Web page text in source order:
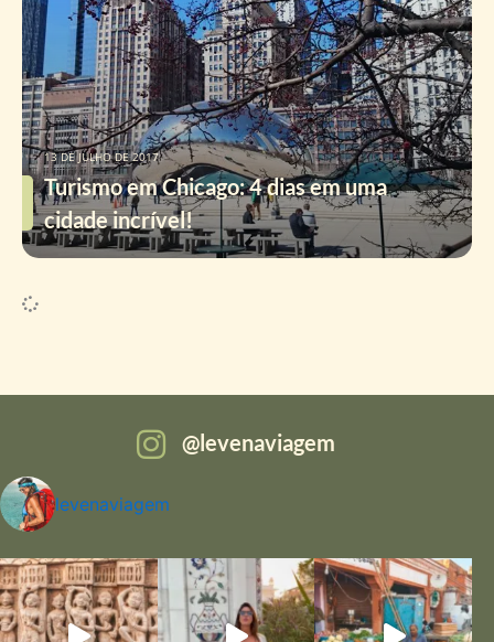
Turismo em Chicago: 4 dias em uma
cidade incrível!
13 DE JULHO DE 2017
levenaviagem
levenaviagem